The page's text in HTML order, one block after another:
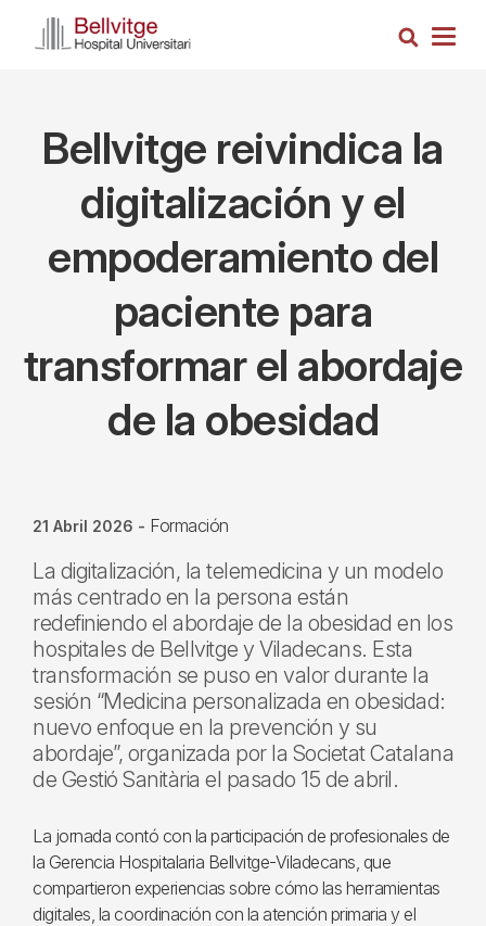
Busca
Bellvitge reivindica la
digitalización y el
empoderamiento del
paciente para
transformar el abordaje
de la obesidad
21 Abril 2026 - Formación
La digitalización, la telemedicina y un modelo
más centrado en la persona están
redefiniendo el abordaje de la obesidad en los
hospitales de Bellvitge y Viladecans. Esta
transformación se puso en valor durante la
sesión “Medicina personalizada en obesidad:
nuevo enfoque en la prevención y su
abordaje”, organizada por la Societat Catalana
de Gestió Sanitària el pasado 15 de abril.
La jornada contó con la participación de profesionales de
la Gerencia Hospitalaria Bellvitge-Viladecans, que
compartieron experiencias sobre cómo las herramientas
digitales, la coordinación con la atención primaria y el